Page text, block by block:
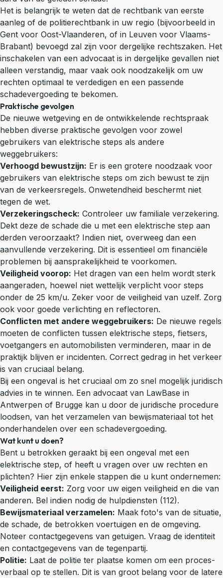
Het is belangrijk te weten dat de rechtbank van eerste
aanleg of de politierechtbank in uw regio (bijvoorbeeld in
Gent voor Oost-Vlaanderen, of in Leuven voor Vlaams-
Brabant) bevoegd zal zijn voor dergelijke rechtszaken. Het
inschakelen van een advocaat is in dergelijke gevallen niet
alleen verstandig, maar vaak ook noodzakelijk om uw
rechten optimaal te verdedigen en een passende
schadevergoeding te bekomen.
Praktische gevolgen
De nieuwe wetgeving en de ontwikkelende rechtspraak
hebben diverse praktische gevolgen voor zowel
gebruikers van elektrische steps als andere
weggebruikers:
Verhoogd bewustzijn: Er is een grotere noodzaak voor
gebruikers van elektrische steps om zich bewust te zijn
van de verkeersregels. Onwetendheid beschermt niet
tegen de wet.
Verzekeringscheck: Controleer uw familiale verzekering.
Dekt deze de schade die u met een elektrische step aan
derden veroorzaakt? Indien niet, overweeg dan een
aanvullende verzekering. Dit is essentieel om financiële
problemen bij aansprakelijkheid te voorkomen.
Veiligheid voorop: Het dragen van een helm wordt sterk
aangeraden, hoewel niet wettelijk verplicht voor steps
onder de 25 km/u. Zeker voor de veiligheid van uzelf. Zorg
ook voor goede verlichting en reflectoren.
Conflicten met andere weggebruikers: De nieuwe regels
moeten de conflicten tussen elektrische steps, fietsers,
voetgangers en automobilisten verminderen, maar in de
praktijk blijven er incidenten. Correct gedrag in het verkeer
is van cruciaal belang.
Bij een ongeval is het cruciaal om zo snel mogelijk juridisch
advies in te winnen. Een advocaat van LawBase in
Antwerpen of Brugge kan u door de juridische procedure
loodsen, van het verzamelen van bewijsmateriaal tot het
onderhandelen over een schadevergoeding.
Wat kunt u doen?
Bent u betrokken geraakt bij een ongeval met een
elektrische step, of heeft u vragen over uw rechten en
plichten? Hier zijn enkele stappen die u kunt ondernemen:
Veiligheid eerst: Zorg voor uw eigen veiligheid en die van
anderen. Bel indien nodig de hulpdiensten (112).
Bewijsmateriaal verzamelen: Maak foto's van de situatie,
de schade, de betrokken voertuigen en de omgeving.
Noteer contactgegevens van getuigen. Vraag de identiteit
en contactgegevens van de tegenpartij.
Politie: Laat de politie ter plaatse komen om een proces-
verbaal op te stellen. Dit is van groot belang voor de latere